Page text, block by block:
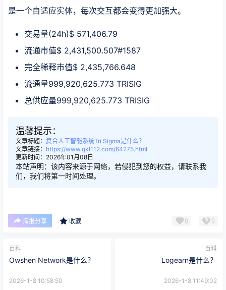
是一个自适应实体，每次交互都会变得更加强大。
交易量(24h)$ 571,406.79
流通市值$ 2,431,500.507#1587
完全稀释市值$ 2,435,766.648
流通量999,920,625.773 TRISIG
总供应量999,920,625.773 TRISIG
温馨提示：
文章标题： 复合人工智能系统Tri Sigma是什么？
文章链接： https://www.qkl112.com/64275.html
更新时间：2026年01月08日
本站声明：该内容来源于网络，若侵犯到您的权益，请联系我
们，我们将第一时间处理。
海报分享 收藏 0 0
百科
Owshen Network是什么？
2026-1-8 10:58:50
百科
Logearn是什么？
2026-1-8 11:49:02